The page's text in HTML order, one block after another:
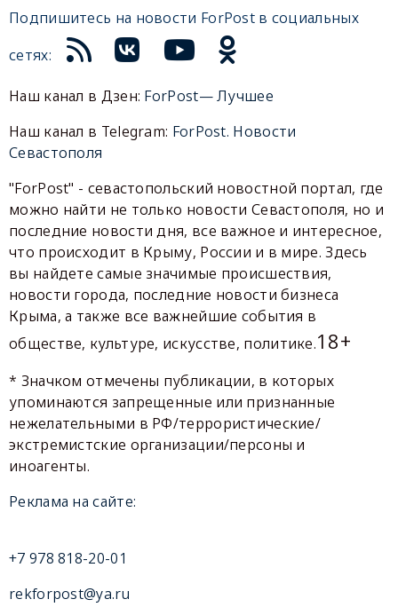
Подпишитесь на новости ForPost в социальных
сетях:
Наш канал в Дзен: ForPost— Лучшее
Наш канал в Telegram: ForPost. Новости
Севастополя
"ForPost" - севастопольский новостной портал, где
можно найти не только новости Севастополя, но и
последние новости дня, все важное и интересное,
что происходит в Крыму, России и в мире. Здесь
вы найдете самые значимые происшествия,
новости города, последние новости бизнеса
Крыма, а также все важнейшие события в
обществе, культуре, искусстве, политике.18+
* Значком отмечены публикации, в которых
упоминаются запрещенные или признанные
нежелательными в РФ/террористические/
экстремистские организации/персоны и
иноагенты.
Реклама на сайте:
+7 978 818-20-01
rekforpost@ya.ru